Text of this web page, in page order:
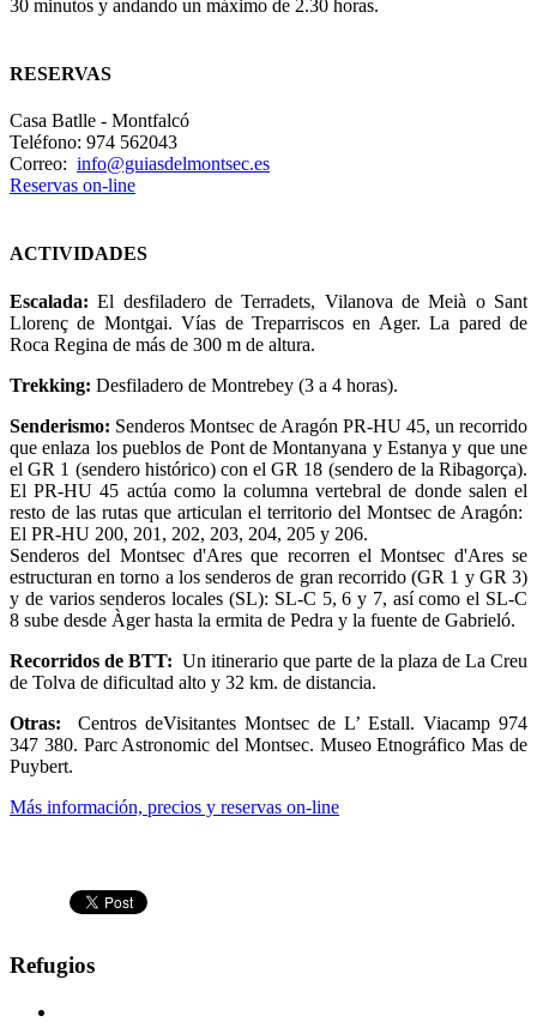
30 minutos y andando un máximo de 2.30 horas.
RESERVAS
Casa Batlle - Montfalcó
Teléfono: 974 562043
Correo: info@guiasdelmontsec.es
Reservas on-line
ACTIVIDADES
Escalada: El desfiladero de Terradets, Vilanova de Meià o Sant
Llorenç de Montgai. Vías de Treparriscos en Ager. La pared de
Roca Regina de más de 300 m de altura.
Trekking: Desfiladero de Montrebey (3 a 4 horas).
Senderismo: Senderos Montsec de Aragón PR-HU 45, un recorrido
que enlaza los pueblos de Pont de Montanyana y Estanya y que une
el GR 1 (sendero histórico) con el GR 18 (sendero de la Ribagorça).
El PR-HU 45 actúa como la columna vertebral de donde salen el
resto de las rutas que articulan el territorio del Montsec de Aragón:
El PR-HU 200, 201, 202, 203, 204, 205 y 206.
Senderos del Montsec d'Ares que recorren el Montsec d'Ares se
estructuran en torno a los senderos de gran recorrido (GR 1 y GR 3)
y de varios senderos locales (SL): SL-C 5, 6 y 7, así como el SL-C
8 sube desde Àger hasta la ermita de Pedra y la fuente de Gabrieló.
Recorridos de BTT: Un itinerario que parte de la plaza de La Creu
de Tolva de dificultad alto y 32 km. de distancia.
Otras:
Centros deVisitantes Montsec de L’ Estall. Viacamp 974
347 380. Parc Astronomic del Montsec. Museo Etnográfico Mas de
Puybert.
Más información, precios y reservas on-line
Refugios